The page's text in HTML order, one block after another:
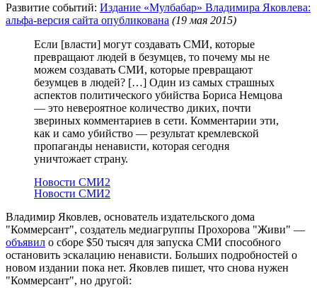
Развитие событий: Издание «Мулбабар» Владимира Яковлева:
альфа-версия сайта опубликована (19 мая 2015)
Если [власти] могут создавать СМИ, которые
превращают людей в безумцев, то почему мы не
можем создавать СМИ, которые превращают
безумцев в людей? […] Один из самых страшных
аспектов политического убийства Бориса Немцова
— это невероятное количество диких, почти
звериных комментариев в сети. Комментарии эти,
как и само убийство — результат кремлевской
пропаганды ненависти, которая сегодня
уничтожает страну.
Новости СМИ2
Новости СМИ2
Владимир Яковлев, основатель издательского дома
"Коммерсант", создатель медиагруппы Прохорова "Живи" —
объявил о сборе $50 тысяч для запуска СМИ способного
остановить эскалацию ненависти. Больших подробностей о
новом издании пока нет. Яковлев пишет, что снова нужен
"Коммерсант", но другой: